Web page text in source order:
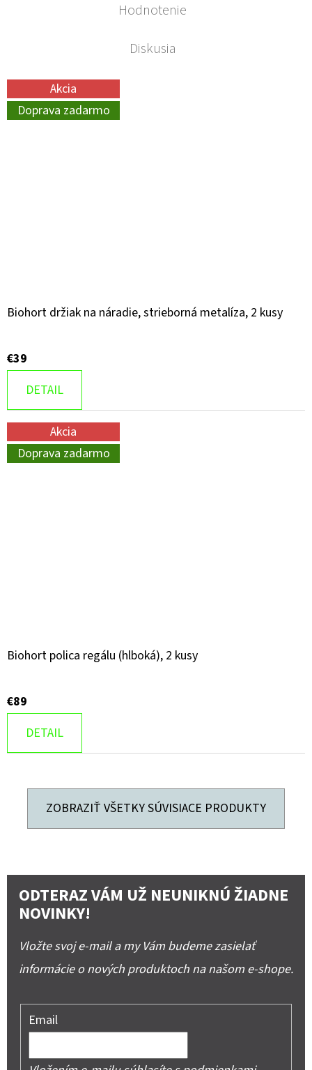
Hodnotenie
Diskusia
Akcia
Doprava zadarmo
Biohort držiak na náradie, strieborná metalíza, 2 kusy
€39
DETAIL
Akcia
Doprava zadarmo
Biohort polica regálu (hlboká), 2 kusy
€89
DETAIL
ZOBRAZIŤ VŠETKY SÚVISIACE PRODUKTY
ODTERAZ VÁM UŽ NEUNIKNÚ ŽIADNE
NOVINKY!
Vložte svoj e-mail a my Vám budeme zasielať
informácie o nových produktoch na našom e-shope.
Email